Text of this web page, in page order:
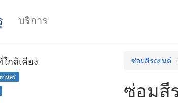
บริการ
ซ่อมสีรถยนต์
ซ่อมสี
กล้เคียง
านคร